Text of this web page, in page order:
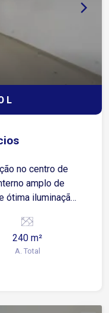
L
no centro de
ótima iluminação
240 m²
A. Total